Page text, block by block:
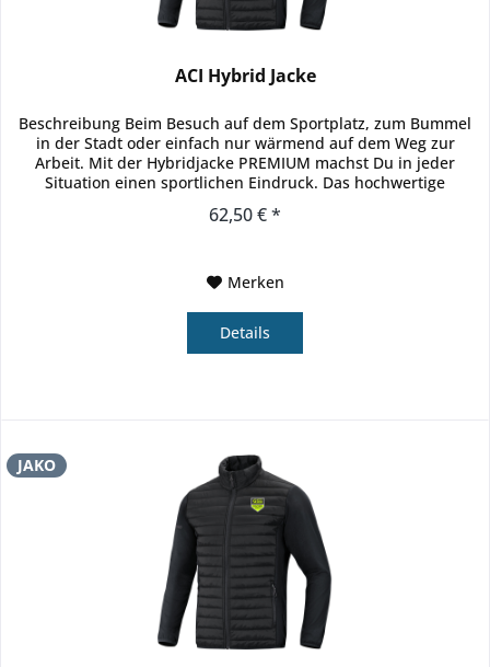
ACI Hybrid Jacke
Beschreibung Beim Besuch auf dem Sportplatz, zum Bummel
in der Stadt oder einfach nur wärmend auf dem Weg zur
Arbeit. Mit der Hybridjacke PREMIUM machst Du in jeder
Situation einen sportlichen Eindruck. Das hochwertige
62,50 € *
Merken
Details
JAKO